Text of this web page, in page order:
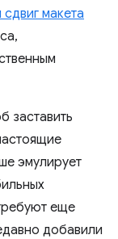
макета
заставить
эмулирует
еще
добавили